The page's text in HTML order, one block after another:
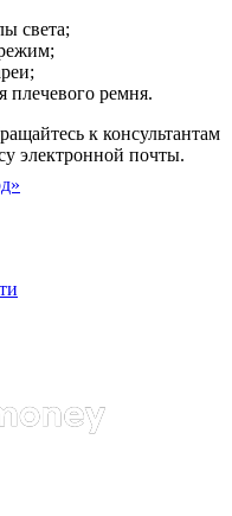
света;
плечевого ремня.
к консультантам
электронной почты.